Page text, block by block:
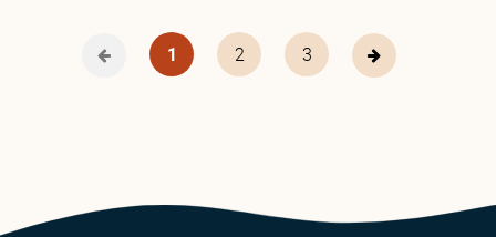
PaginationFöregåendeNuvarande
sida
1 Page
2 Page
3
Nästa
sida